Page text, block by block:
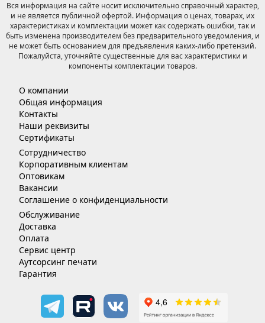
Вся информация на сайте носит исключительно справочный характер,
и не является публичной офертой. Информация о ценах, товарах, их
характеристиках и комплектации может как содержать ошибки, так и
быть изменена производителем без предварительного уведомления, и
не может быть основанием для предъявления каких-либо претензий.
Пожалуйста, уточняйте существенные для вас характеристики и
компоненты комплектации товаров.
О компании
Общая информация
Контакты
Наши реквизиты
Сертификаты
Сотрудничество
Корпоративным клиентам
Оптовикам
Вакансии
Соглашение о конфиденциальности
Обслуживание
Доставка
Оплата
Сервис центр
Аутсорсинг печати
Гарантия